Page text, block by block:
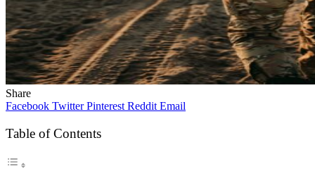
Share
Facebook Twitter Pinterest Reddit Email
Table of Contents